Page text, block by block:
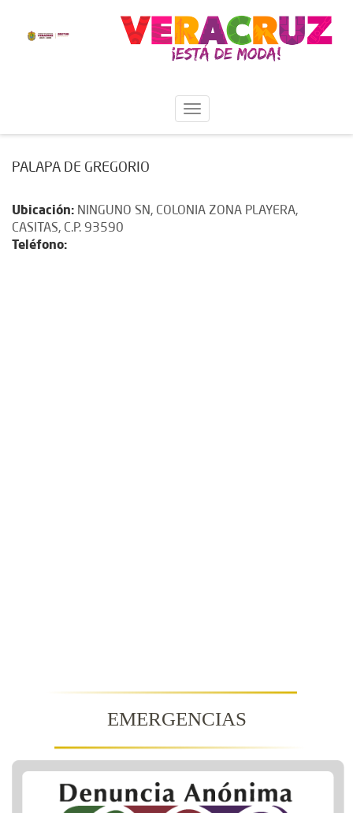
PALAPA DE GREGORIO
Ubicación: NINGUNO SN, COLONIA ZONA PLAYERA,
CASITAS, C.P. 93590
Teléfono:
EMERGENCIAS